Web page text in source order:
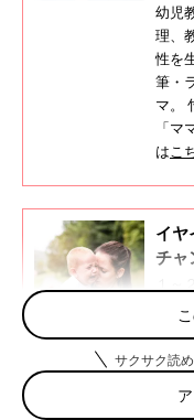
幼児
理、
性を
筆・
マ。
「マ
は こ
イヤ
チャ
悩
イ
長し
して
ぐ
し
考える力の土台とな
サクサク読